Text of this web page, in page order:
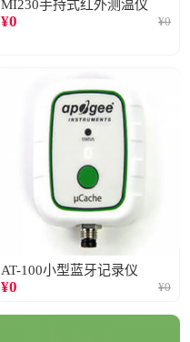
MI230手持式红外测温仪
¥0 ¥0
AT-100小型蓝牙记录仪
¥0 ¥0